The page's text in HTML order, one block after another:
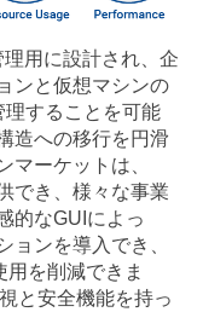
用に設計され、企
ンと仮想マシンの
することを可能
造への移行を円滑
マーケットは、
でき、様々な事業
的なGUIによっ
ョンを導入でき、
を削減できま
と安全機能を持っ